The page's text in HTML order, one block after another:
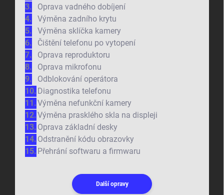
Oprava vadného dobíjení
Výměna zadního krytu
Výměna sklíčka kamery
Čištění telefonu po vytopení
Oprava reproduktoru
Oprava mikrofonu
Odblokování operátora
Diagnostika telefonu
Výměna nefunkční kamery
Výměna prasklého skla na displeji
Oprava základní desky
Odstranění kódu obrazovky
Přehrání softwaru a firmwaru
Další opravy